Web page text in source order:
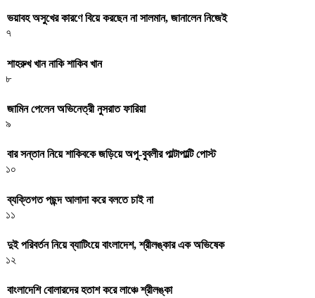
ভয়াবহ অসুখের কারণে বিয়ে করছেন না সালমান, জানালেন নিজেই
৭
শাহরুখ খান নাকি শাকিব খান
৮
জামিন পেলেন অভিনেত্রী নুসরাত ফারিয়া
৯
বার সন্তান নিয়ে শাকিবকে জড়িয়ে অপু-বুবলীর পাল্টাপাল্টি পোস্ট
১০
ব্যক্তিগত পছন্দ আলাদা করে বলতে চাই না
১১
দুই পরিবর্তন নিয়ে ব্যাটিংয়ে বাংলাদেশ, শ্রীলঙ্কার এক অভিষেক
১২
বাংলাদেশি বোলারদের হতাশ করে লাঞ্চে শ্রীলঙ্কা